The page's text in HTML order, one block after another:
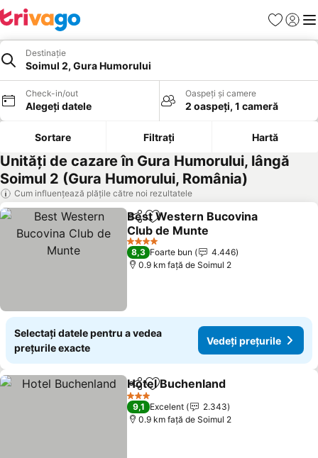
Favorite
Destinație
Soimul 2, Gura Humorului
Check-in/out
Alegeți datele
Oaspeți și camere
2 oaspeți, 1 cameră
Sortare Filtrați Hartă
Unități de cazare în Gura Humorului, lângă
Soimul 2 (Gura Humorului, România)
Cum influențează plățile către noi rezultatele
DistribuițiAdăugaţi la favorite
Best Western Bucovina
Club de Munte
4 Stele
8,3 Foarte bun
4.446
0.9 km faţă de Soimul 2
Selectați datele pentru a vedea
prețurile exacte
Vedeți prețurile
DistribuițiAdăugaţi la favorite
Hotel Buchenland
3 Stele
9,1 Excelent
2.343
0.9 km faţă de Soimul 2